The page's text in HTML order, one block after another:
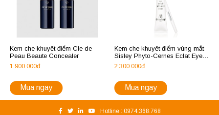
Kem che khuyết điểm Cle de
Peau Beaute Concealer
1.900.000đ
Mua ngay
Kem che khuyết điểm vùng mắt
Sisley Phyto-Cernes Eclat Eye
Concealer
2.300.000đ
Mua ngay
Hotline : 0974.368.768